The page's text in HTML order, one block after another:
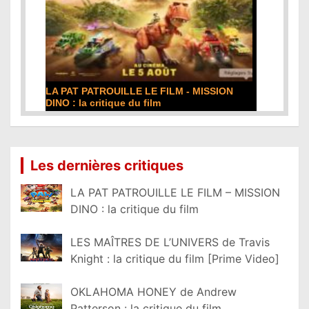
LA PAT PATROUILLE LE FILM - MISSION
DINO : la critique du film
Les dernières critiques
LA PAT PATROUILLE LE FILM – MISSION
DINO : la critique du film
LES MAÎTRES DE L’UNIVERS de Travis
Knight : la critique du film [Prime Video]
OKLAHOMA HONEY de Andrew